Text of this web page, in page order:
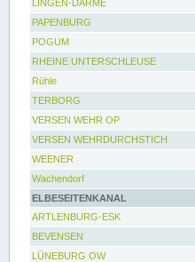
LINGEN-DARME
PAPENBURG
POGUM
RHEINE UNTERSCHLEUSE
Rühle
TERBORG
VERSEN WEHR OP
VERSEN WEHRDURCHSTICH
WEENER
Wachendorf
ELBESEITENKANAL
ARTLENBURG-ESK
BEVENSEN
LÜNEBURG OW